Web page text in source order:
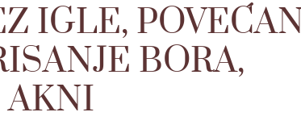
IGLE,
BORA,
AKNI